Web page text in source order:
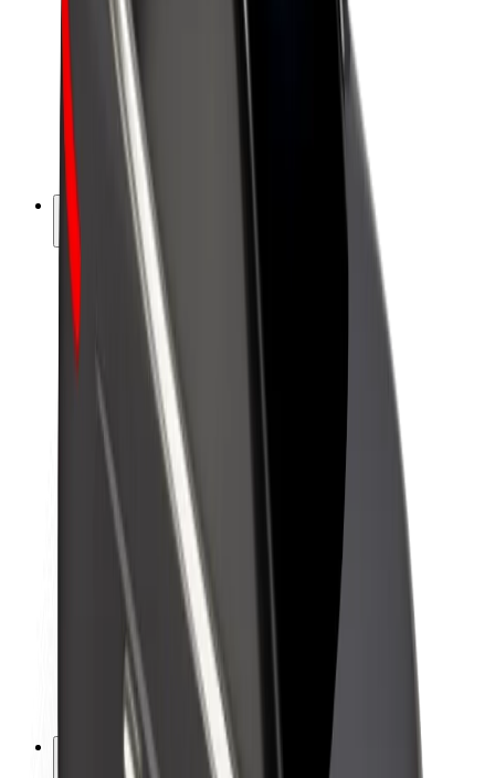
Kuryerlər
Kuryer qazancı
Bolt Food təchizatçıları
Sahibkarlar
Françayzinq
Şirkət
Vakansiyalar
Bolt haqqında
Bolt-da davamlılıq
Project Zero
Bloq
Xəbər otağı
Brend təlimatları
İnvestorlarla əlaqələr
Media
Urban Fondu
Təhlükəsizlik